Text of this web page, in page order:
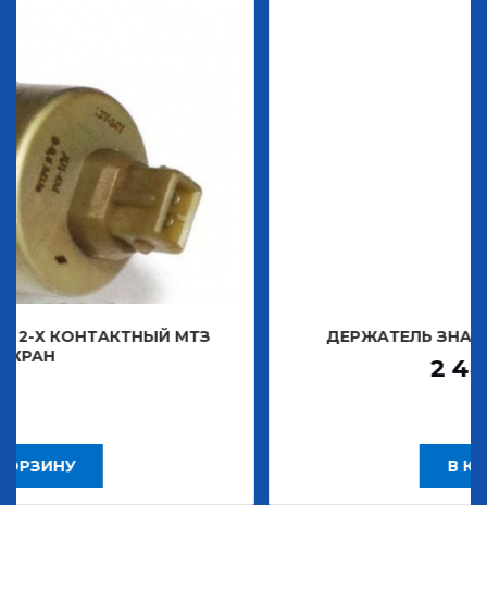
МТЗ ДЕРЖАТЕЛЬ ЗНАКА